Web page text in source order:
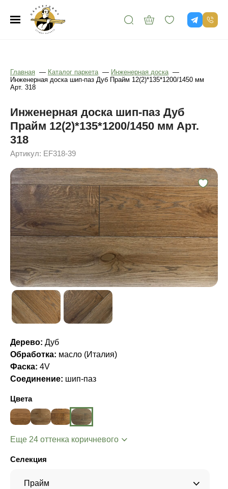
Главная — Каталог паркета — Инженерная доска —
Инженерная доска шип-паз Дуб Прайм 12(2)*135*1200/1450 мм
Арт. 318
Инженерная доска шип-паз Дуб
Прайм 12(2)*135*1200/1450 мм Арт.
318
Артикул: EF318-39
Дерево: Дуб
Обработка: масло (Италия)
Фаска: 4V
Соединение: шип-паз
Цвета
Еще 24 оттенка коричневого
Селекция
Прайм